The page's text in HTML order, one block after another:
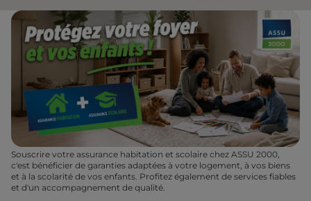
Souscrire votre assurance habitation et scolaire chez ASSU 2000,
c'est bénéficier de garanties adaptées à votre logement, à vos biens
et à la scolarité de vos enfants. Profitez également de services fiables
et d'un accompagnement de qualité.